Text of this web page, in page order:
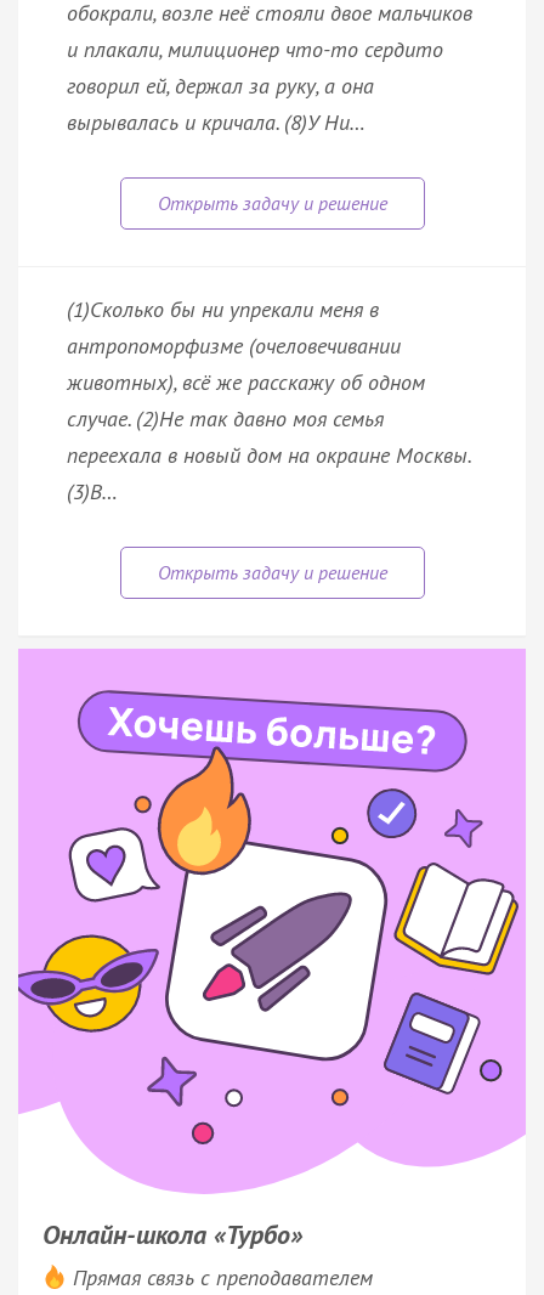
обокрали, возле неё стояли двое мальчиков
и плакали, милиционер что-то сердито
говорил ей, держал за руку, а она
вырывалась и кричала. (8)У Ни…
(1)Сколько бы ни упрекали меня в
антропоморфизме (очеловечивании
животных), всё же расскажу об одном
случае. (2)Не так давно моя семья
переехала в новый дом на окраине Москвы.
(3)В…
Онлайн-школа «Турбо»
Прямая связь с преподавателем